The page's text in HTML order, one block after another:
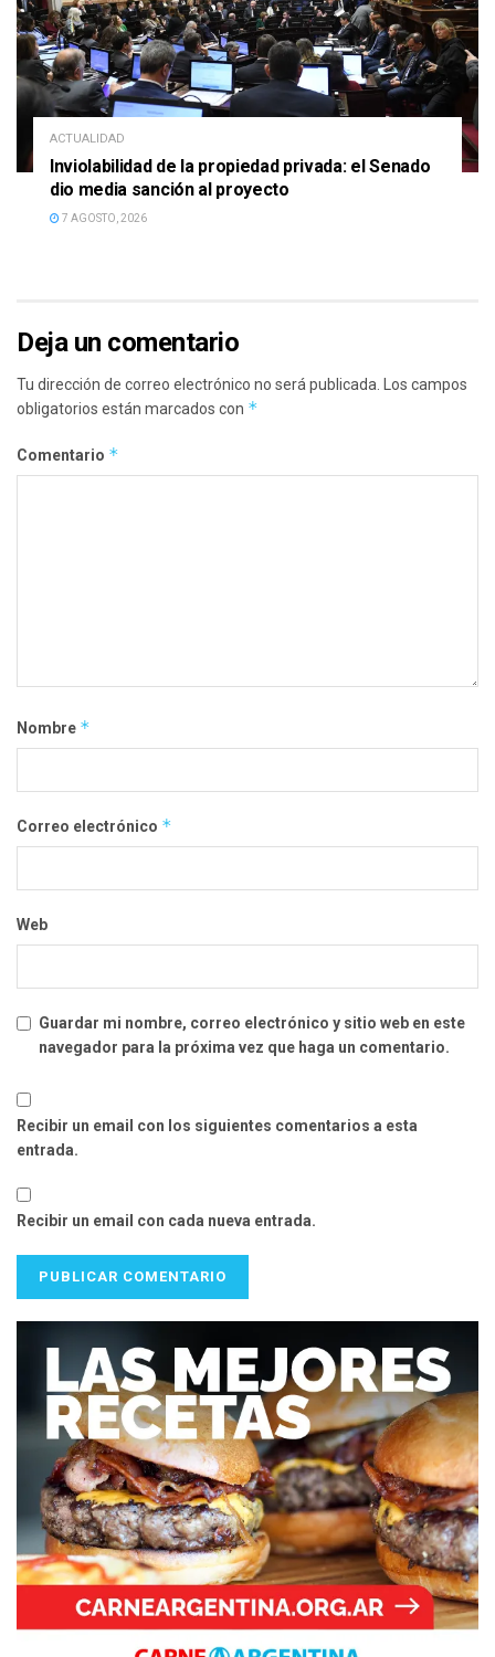
ACTUALIDAD
Inviolabilidad de la propiedad privada: el Senado
dio media sanción al proyecto
7 AGOSTO, 2026
Deja un comentario
Tu dirección de correo electrónico no será publicada. Los campos
obligatorios están marcados con *
Comentario *
Nombre *
Correo electrónico *
Web
Guardar mi nombre, correo electrónico y sitio web en este
navegador para la próxima vez que haga un comentario.
Recibir un email con los siguientes comentarios a esta
entrada.
Recibir un email con cada nueva entrada.